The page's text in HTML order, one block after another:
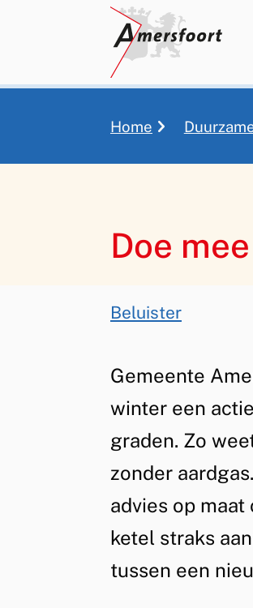
Kruimelpad
Home
Doe
Assistentie
Beluister
AlgemeenGemeente
winter een
graden. Zo
zonder
advies op
ketel straks
tussen een